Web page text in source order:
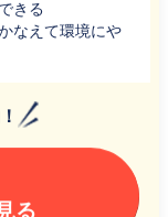
きる
なえて環境にや
る